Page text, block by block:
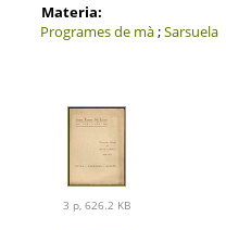
Materia:
Programes de mà;Sarsuela
3 p, 626.2 KB